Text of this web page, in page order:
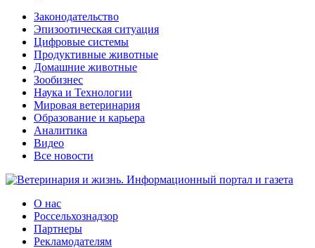
Законодательство
Эпизоотическая ситуация
Цифровые системы
Продуктивные животные
Домашние животные
Зообизнес
Наука и Технологии
Мировая ветеринария
Образование и карьера
Аналитика
Видео
Все новости
О нас
Россельхознадзор
Партнеры
Рекламодателям